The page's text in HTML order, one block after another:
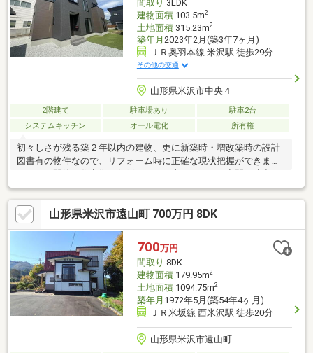
間取り 3LDK
建物面積103.5m2
土地面積315.23m2
築年月 2023年2月(築3年7ヶ月)
ＪＲ奥羽本線 米沢駅 徒歩29分
その他の交通
山形県米沢市中央４
2階建て 駐車場あり
駐車2台
システムキッチン
オール電化 所有権
初々しさが残る築２年以内の建物、更に新築時・増改築時の設計
図書有の物件なので、リフォーム時に正確な現状把握ができま
る吹抜はオーディオセットの配置の工夫で驚きの音響効果が実現
します。ちなみに臨機応変広に空間を作れる可動間仕切り有の物
件です。家族が帰宅を焦がれる３ＬＤＫ。是非その目でお確かめ
ください。
山形県米沢市遠山町 700万円 8DK
700万円
間取り 8DK
建物面積179.95m2
土地面積1094.75m2
築年月 1972年5月(築54年4ヶ月)
ＪＲ米坂線 西米沢駅 徒歩20分
山形県米沢市遠山町